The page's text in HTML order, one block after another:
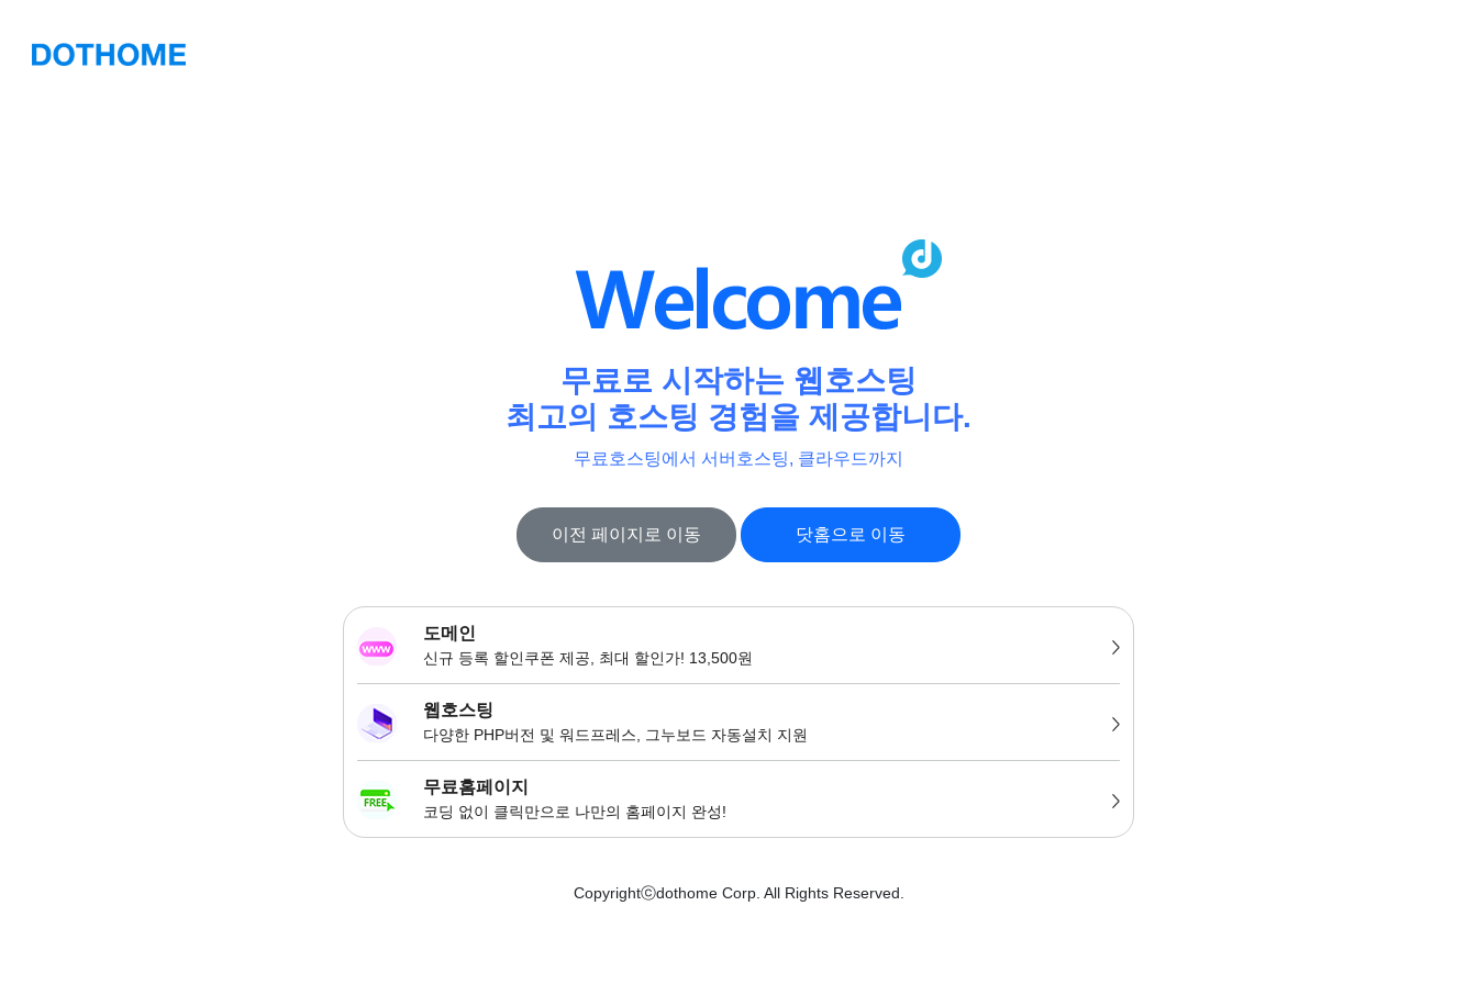
무료로 시작하는 웹호스팅
최고의 호스팅 경험을 제공합니다.
무료호스팅에서 서버호스팅, 클라우드까지
이전 페이지로 이동 닷홈으로 이동
도메인
신규 등록 할인쿠폰 제공, 최대 할인가! 13,500원
웹호스팅
다양한 PHP버전 및 워드프레스, 그누보드 자동설치 지원
무료홈페이지
코딩 없이 클릭만으로 나만의 홈페이지 완성!
Copyrightⓒdothome Corp. All Rights Reserved.